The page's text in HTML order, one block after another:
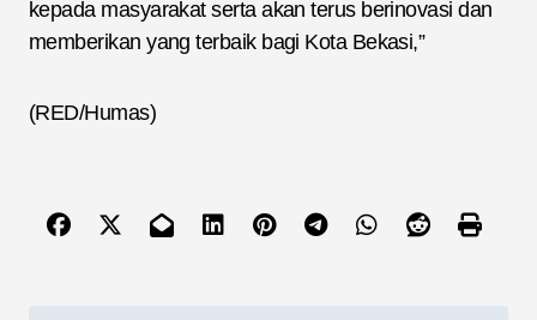
kepada masyarakat serta akan terus berinovasi dan
memberikan yang terbaik bagi Kota Bekasi,”
(RED/Humas)